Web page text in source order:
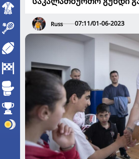
Russ 07:11/01-06-2023